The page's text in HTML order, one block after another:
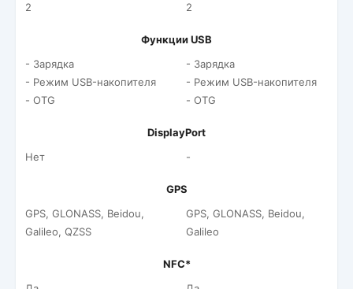
2
2
Функции USB
- Зарядка
- Режим USB-накопителя
- OTG
- Зарядка
- Режим USB-накопителя
- OTG
DisplayPort
Нет
-
GPS
GPS, GLONASS, Beidou,
Galileo, QZSS
GPS, GLONASS, Beidou,
Galileo
NFC*